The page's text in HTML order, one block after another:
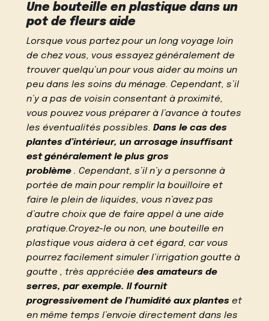
Une bouteille en plastique dans un
pot de fleurs aide
Lorsque vous partez pour un long voyage loin
de chez vous, vous essayez généralement de
trouver quelqu’un pour vous aider au moins un
peu dans les soins du ménage. Cependant, s’il
n’y a pas de voisin consentant à proximité,
vous pouvez vous préparer à l’avance à toutes
les éventualités possibles.Dans le cas des
plantes d’intérieur, un arrosage insuffisant
est généralement le plus gros
problème . Cependant, s’il n’y a personne à
portée de main pour remplir la bouilloire et
faire le plein de liquides, vous n’avez pas
d’autre choix que de faire appel à une aide
pratique.Croyez-le ou non, une bouteille en
plastique vous aidera à cet égard, car vous
pourrez facilement simuler l’irrigation goutte à
goutte , très appréciéedes amateurs de
serres, par exemple. Il fournit
progressivement de l’humidité aux plantes et
en même temps l’envoie directement dans les